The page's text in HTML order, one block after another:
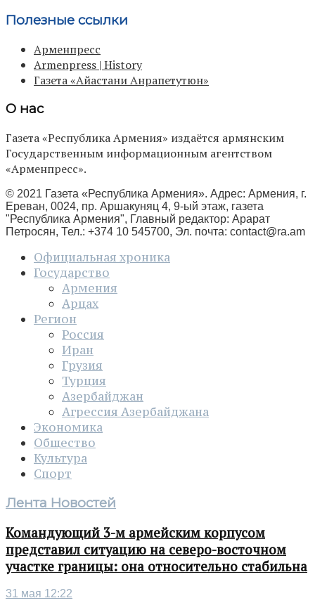
Полезные ссылки
Арменпресс
Armenpress | History
Газета «Айастани Анрапетутюн»
О нас
Газета «Республика Армения» издаётся армянским
Государственным информационным агентством
«Арменпресс».
© 2021 Газета «Республика Армения». Адрес: Армения, г.
Ереван, 0024, пр. Аршакуняц 4, 9-ый этаж, газета
"Республика Армения", Главный редактор: Арарат
Петросян, Тел.: +374 10 545700, Эл. почта: contact@ra.am
Официальная хроника
Государство
Армения
Арцах
Регион
Россия
Иран
Грузия
Турция
Азербайджан
Агрессия Азербайджана
Экономика
Общество
Культура
Спорт
Лента Новостей
Командующий 3-м армейским корпусом
представил ситуацию на северо-восточном
участке границы: она относительно стабильна
31 мая 12:22